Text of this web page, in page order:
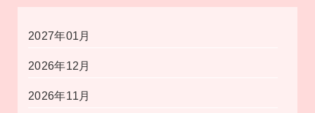
2027年01月
2026年12月
2026年11月